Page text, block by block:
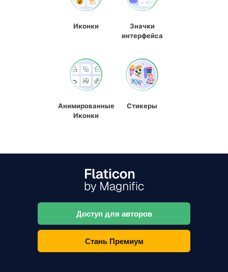
Иконки
Значки
интерфейса
Анимированные
Иконки
Стикеры
Доступ для авторов
Стань Премиум